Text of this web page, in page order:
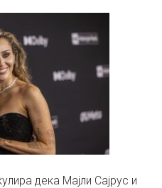
дека Мајли Сајрус и